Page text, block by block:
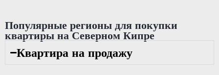
Популярные регионы для покупки
квартиры на Северном Кипре
Квартира на продажу